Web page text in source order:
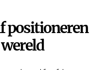
positioneren